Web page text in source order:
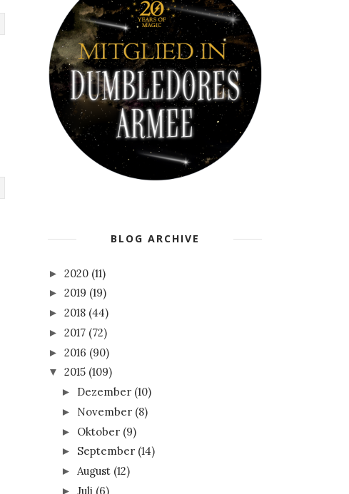
BLOG ARCHIVE
► 2020 (11)
► 2019 (19)
► 2018 (44)
► 2017 (72)
► 2016 (90)
▼ 2015 (109)
► Dezember (10)
► November (8)
► Oktober (9)
► September (14)
► August (12)
► Juli (6)